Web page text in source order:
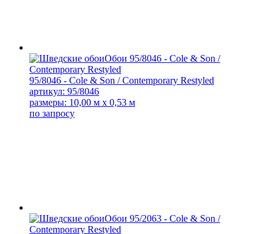
95/8046 - Cole & Son / Contemporary Restyled
артикул: 95/8046
размеры: 10,00 м x 0,53 м
по запросу